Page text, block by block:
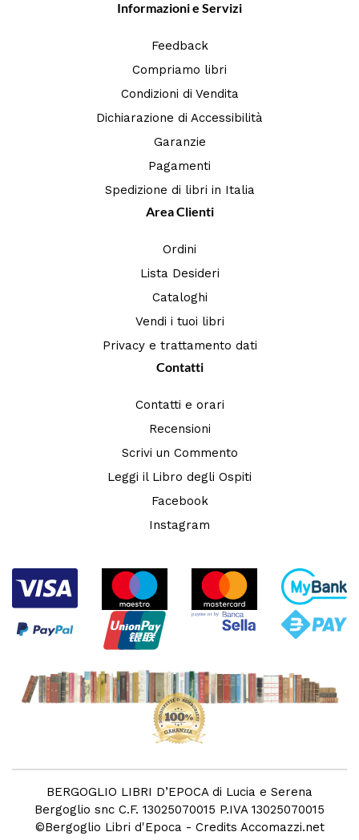
Informazioni e Servizi
Feedback
Compriamo libri
Condizioni di Vendita
Dichiarazione di Accessibilità
Garanzie
Pagamenti
Spedizione di libri in Italia
Area Clienti
Ordini
Lista Desideri
Cataloghi
Vendi i tuoi libri
Privacy e trattamento dati
Contatti
Contatti e orari
Recensioni
Scrivi un Commento
Leggi il Libro degli Ospiti
Facebook
Instagram
BERGOGLIO LIBRI D’EPOCA di Lucia e Serena
Bergoglio snc C.F. 13025070015 P.IVA 13025070015
©Bergoglio Libri d'Epoca - Credits Accomazzi.net